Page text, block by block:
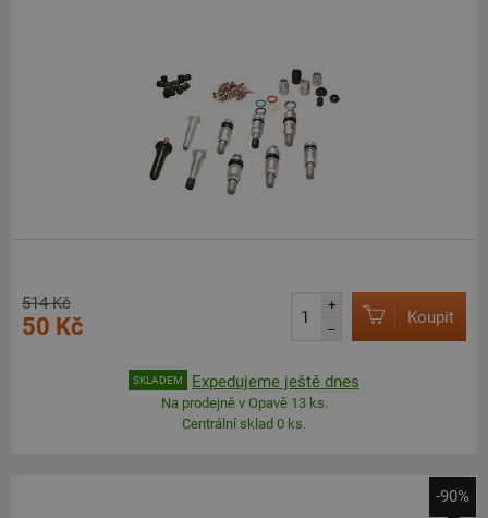
514 Kč
50 Kč
+
–
Koupit
SKLADEM Expedujeme ještě dnes
Na prodejně v Opavě 13 ks.
Centrální sklad 0 ks.
-90%